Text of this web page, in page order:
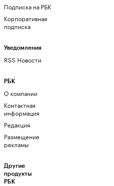
Подписка на РБК
Корпоративная
подписка
Уведомления
RSS Новости
РБК
О компании
Контактная
информация
Редакция
Размещение
рекламы
Другие
продукты
РБК